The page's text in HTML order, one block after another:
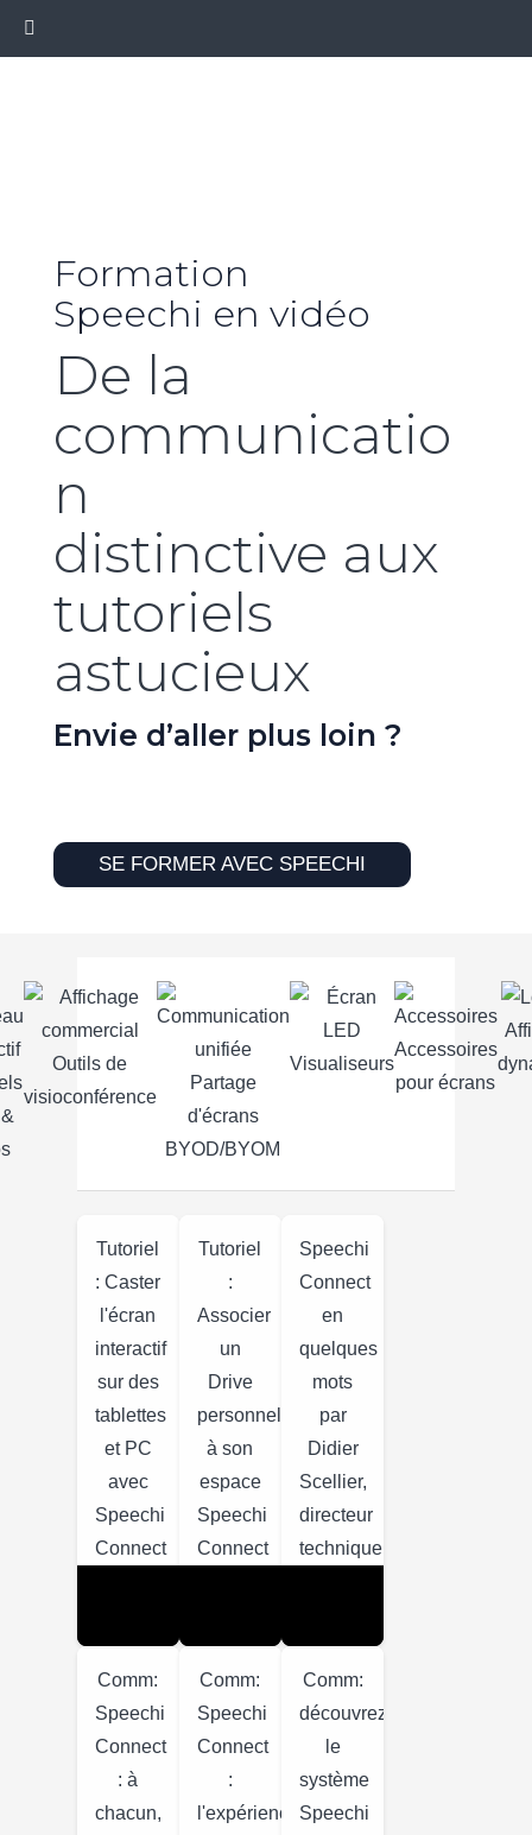
Formation
Speechi en vidéo
De la
communicatio
n
distinctive aux
tutoriels
astucieux
Envie d’aller plus loin ?
SE FORMER AVEC SPEECHI
Outils de
visioconférence
Partage
d'écrans
BYOD/BYOM
Visualiseurs
Accessoires
pour écrans
Tutoriel
: Caster
l'écran
interactif
sur des
tablettes
et PC
avec
Speechi
Connect
Tutoriel
:
Associer
un
Drive
personnel
à son
espace
Speechi
Connect
Speechi
Connect
en
quelques
mots
par
Didier
Scellier,
directeur
technique
Comm:
Speechi
Connect
: à
chacun,
Comm:
Speechi
Connect
:
l'expérience
Comm:
découvrez
le
système
Speechi